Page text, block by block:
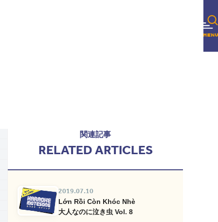
関連記事
RELATED ARTICLES
2019.07.10
Lớn Rồi Còn Khóc Nhè
大人なのに泣き虫 Vol. 8